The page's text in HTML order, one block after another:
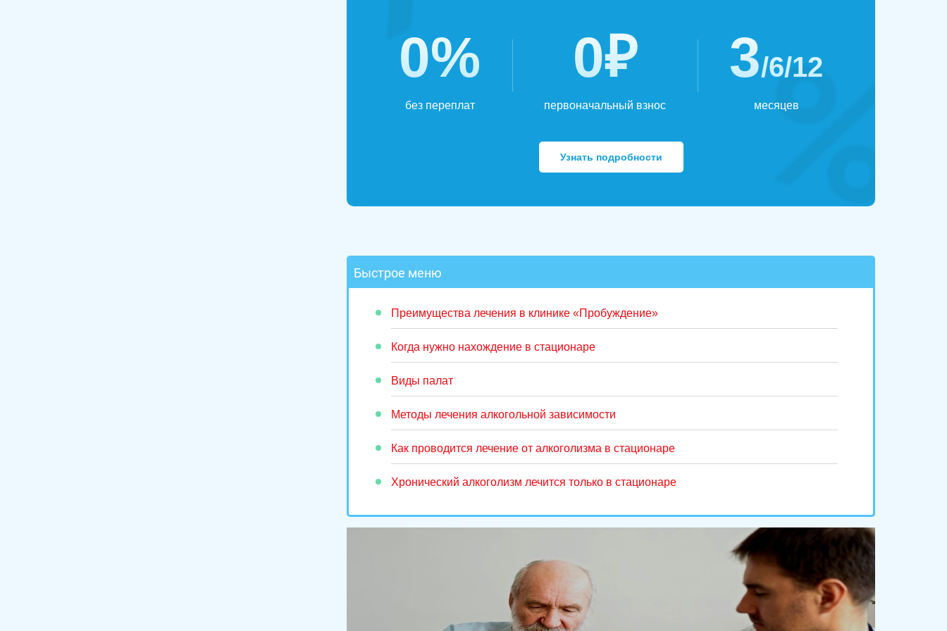
0%
без переплат
0₽
первоначальный взнос
3/6/12
месяцев
Узнать подробности
Быстрое меню
Преимущества лечения в клинике «Пробуждение»
Когда нужно нахождение в стационаре
Виды палат
Методы лечения алкогольной зависимости
Как проводится лечение от алкоголизма в стационаре
Хронический алкоголизм лечится только в стационаре